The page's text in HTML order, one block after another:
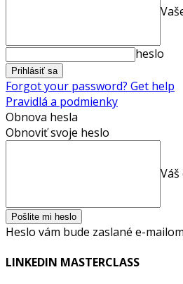
heslo
Forgot your password? Get help
Pravidlá a podmienky
Obnova hesla
Obnoviť svoje heslo
Váš
Heslo vám bude zaslané e-mailom
LINKEDIN MASTERCLASS